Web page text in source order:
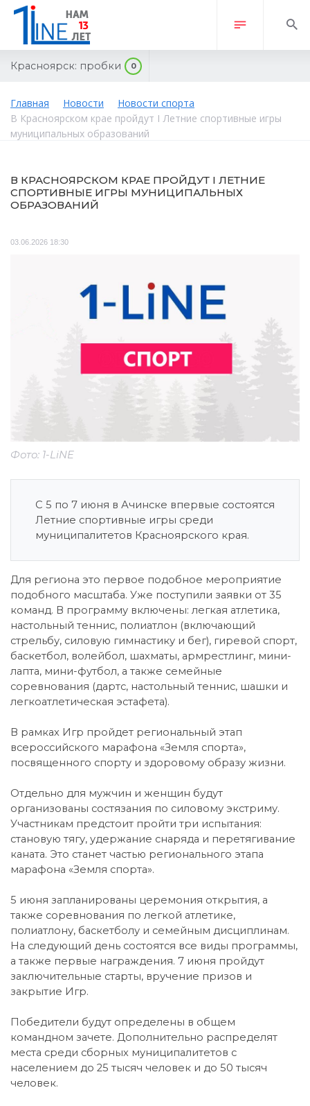
Красноярск: пробки 0
Главная Новости
Новости спорта
В Красноярском крае пройдут I Летние спортивные игры
муниципальных образований
В КРАСНОЯРСКОМ КРАЕ ПРОЙДУТ I ЛЕТНИЕ
СПОРТИВНЫЕ ИГРЫ МУНИЦИПАЛЬНЫХ
ОБРАЗОВАНИЙ
03.06.2026 18:30
Фото: 1-LiNE
С 5 по 7 июня в Ачинске впервые состоятся
Летние спортивные игры среди
муниципалитетов Красноярского края.
Для региона это первое подобное мероприятие
подобного масштаба. Уже поступили заявки от 35
команд. В программу включены: легкая атлетика,
настольный теннис, полиатлон (включающий
стрельбу, силовую гимнастику и бег), гиревой спорт,
баскетбол, волейбол, шахматы, армрестлинг, мини-
лапта, мини-футбол, а также семейные
соревнования (дартс, настольный теннис, шашки и
легкоатлетическая эстафета).
В рамках Игр пройдет региональный этап
всероссийского марафона «Земля спорта»,
посвященного спорту и здоровому образу жизни.
Отдельно для мужчин и женщин будут
организованы состязания по силовому экстриму.
Участникам предстоит пройти три испытания:
становую тягу, удержание снаряда и перетягивание
каната. Это станет частью регионального этапа
марафона «Земля спорта».
5 июня запланированы церемония открытия, а
также соревнования по легкой атлетике,
полиатлону, баскетболу и семейным дисциплинам.
На следующий день состоятся все виды программы,
а также первые награждения. 7 июня пройдут
заключительные старты, вручение призов и
закрытие Игр.
Победители будут определены в общем
командном зачете. Дополнительно распределят
места среди сборных муниципалитетов с
населением до 25 тысяч человек и до 50 тысяч
человек.